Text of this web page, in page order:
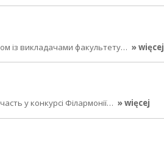
із викладачами факультету… » więcej
у конкурсі Філармонії… » więcej